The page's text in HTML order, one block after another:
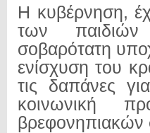
Η κυβέρνηση,
των παιδιών
σοβαρότατη
ενίσχυση του
τις δαπάνες
κοινωνική
βρεφονηπιακών